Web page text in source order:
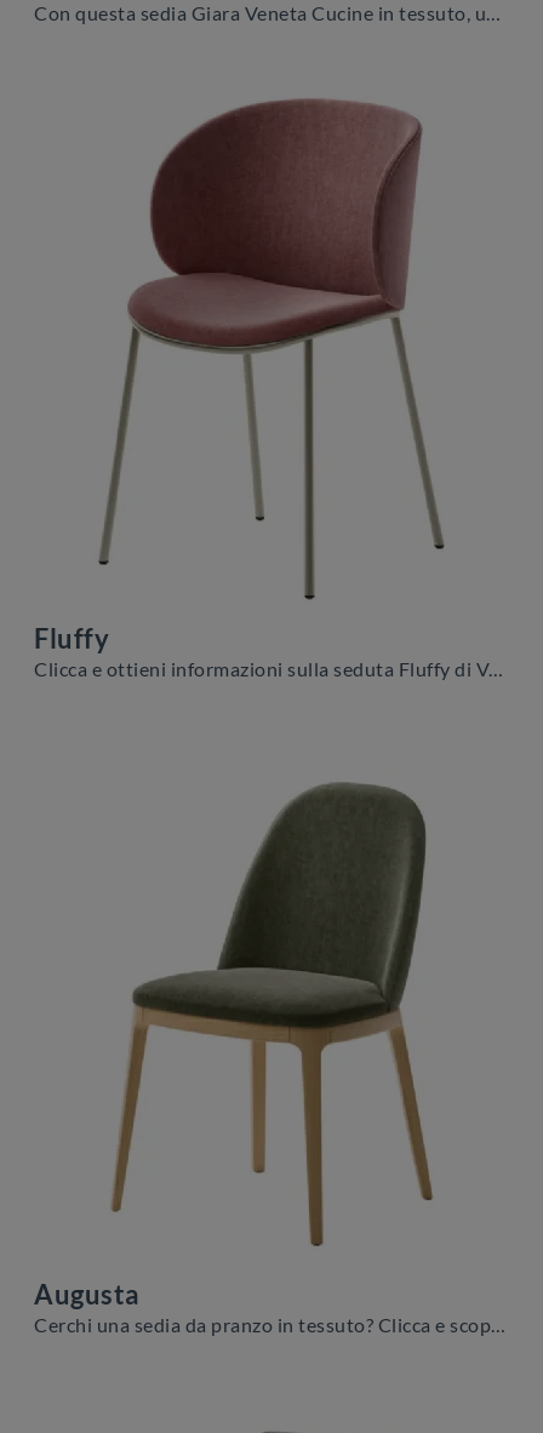
Con questa sedia Giara Veneta Cucine in tessuto, una tra le nostre sedute fisse moderne, potrai completare i tuoi interni.
Fluffy
Clicca e ottieni informazioni sulla seduta Fluffy di Veneta Cucine in tessuto: le più originali Sedie fisse moderne ti aspettano.
Augusta
Cerchi una sedia da pranzo in tessuto? Clicca e scopri il modello Augusta di Veneta Cucine per ultimare i tuoi locali perfettamente.